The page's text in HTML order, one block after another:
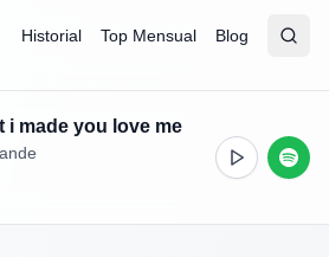
Historial Top Mensual Blog
Abrir
i made you love me